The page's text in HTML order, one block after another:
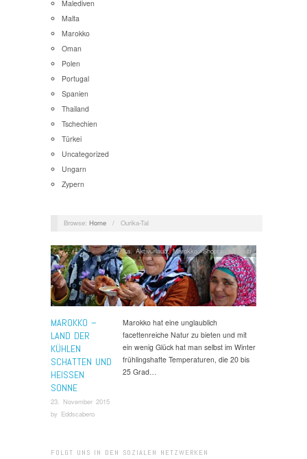
Malediven
Malta
Marokko
Oman
Polen
Portugal
Spanien
Thailand
Tschechien
Türkei
Uncategorized
Ungarn
Zypern
Browse: Home / Ourika-Tal
MAROKKO –
LAND DER
KÜHLEN
SCHATTEN UND
HEISSEN S
ONNE
23. November 2015
by Eddscabero
Afrika,Aktivurlaub,Marokko,Shopping Urlaub
Marokko hat eine unglaublich
facettenreiche Natur zu bieten und mit
ein wenig Glück hat man selbst im Winter
frühlingshafte Temperaturen, die 20 bis
25 Grad…
FOLGT UNS IN DEN SOZIALEN NETZWERKEN